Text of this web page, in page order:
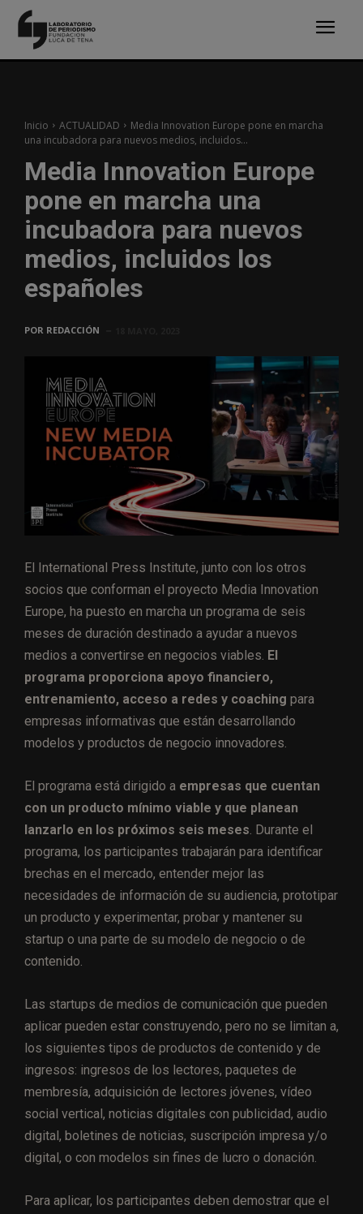
Inicio ACTUALIDAD
Media Innovation Europe pone en marcha
una incubadora para nuevos medios, incluidos...
Media Innovation Europe
pone en marcha una
incubadora para nuevos
medios, incluidos los
españoles
POR REDACCIÓN
El International Press Institute, junto con los otros
socios que conforman el proyecto Media Innovation
Europe, ha puesto en marcha un programa de seis
meses de duración destinado a ayudar a nuevos
medios a convertirse en negocios viables. El
programa proporciona apoyo financiero,
entrenamiento, acceso a redes y coaching para
empresas informativas que están desarrollando
modelos y productos de negocio innovadores.
El programa está dirigido a empresas que cuentan
con un producto mínimo viable y que planean
lanzarlo en los próximos seis meses. Durante el
programa, los participantes trabajarán para identificar
brechas en el mercado, entender mejor las
necesidades de información de su audiencia, prototipar
un producto y experimentar, probar y mantener su
startup o una parte de su modelo de negocio o de
contenido.
Las startups de medios de comunicación que pueden
aplicar pueden estar construyendo, pero no se limitan a,
los siguientes tipos de productos de contenido y de
ingresos: ingresos de los lectores, paquetes de
membresía, adquisición de lectores jóvenes, vídeo
social vertical, noticias digitales con publicidad, audio
digital, boletines de noticias, suscripción impresa y/o
digital, o con modelos sin fines de lucro o donación.
Para aplicar, los participantes deben demostrar que el